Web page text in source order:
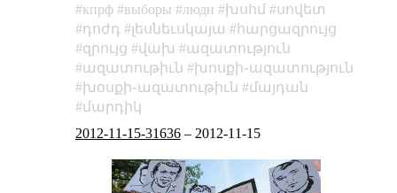
кпрф
выборы люди խսհմ
սովետ
դոժդ
լեսնեւսկայա
հարցազրույց
զրույց
վախ
ազատություն
ազատութիւն
խոսքի֊ազատություն
խօսքի֊ազատութիւն
մայդան
մարդիկ
2012-11-15-31636– 2012-11-15